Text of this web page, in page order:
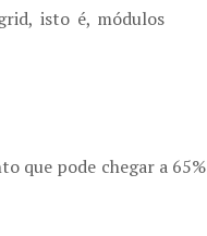
isto é, módulos
que pode chegar a 65%